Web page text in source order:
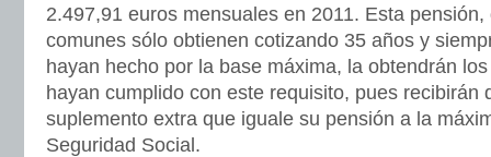
2.497,91 euros mensuales en 2011. Esta
comunes sólo obtienen cotizando 35 años y
hayan hecho por la base máxima, la obtendrán
hayan cumplido con este requisito, pues recibirán
suplemento extra que iguale su pensión a la
Seguridad Social.